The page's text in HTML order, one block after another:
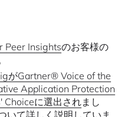
Peer Insightsのお客様の
がGartner® Voice of the
Application Protection
Choiceに選出されまし